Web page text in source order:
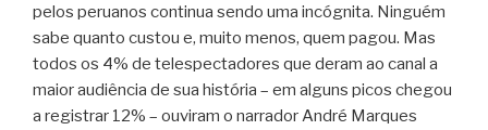
pelos peruanos continua sendo uma incógnita. Ninguém
sabe quanto custou e, muito menos, quem pagou. Mas
todos os 4% de telespectadores que deram ao canal a
maior audiência de sua história – em alguns picos chegou
a registrar 12% – ouviram o narrador André Marques